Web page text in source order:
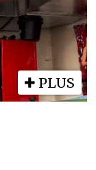
PLUS